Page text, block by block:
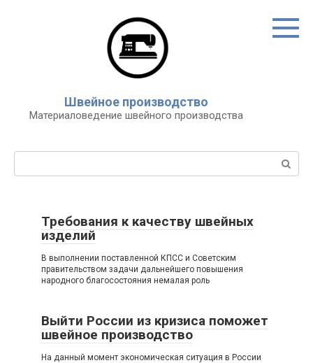
Швейное производство
Материаловедение швейного производства
Поиск:
Требования к качеству швейных
изделий
В выполнении поставленной КПСС и Советским
правительством задачи дальнейшего повышения
народного благосостояния немалая роль
Выйти России из кризиса поможет
швейное производство
На данный момент экономическая ситуация в России